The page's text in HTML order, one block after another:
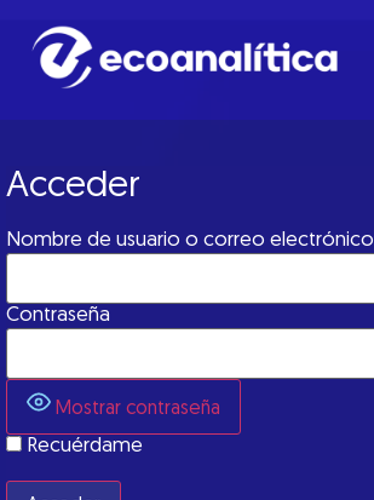
Acceder
Nombre de usuario o correo electrónico
Contraseña
Mostrar contraseña
Recuérdame